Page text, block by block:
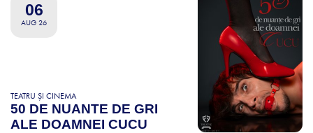
06
AUG 26
TEATRU ȘI CINEMA
50 DE NUANTE DE GRI
ALE DOAMNEI CUCU